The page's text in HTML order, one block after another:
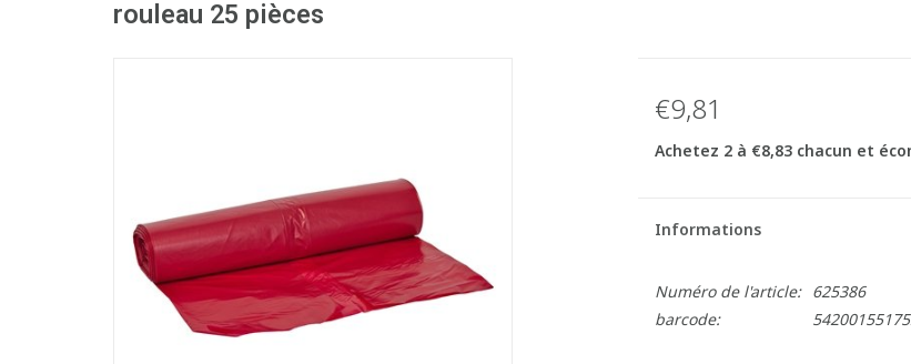
rouleau 25 pièces
€9,81
Achetez 2 à €8,83 chacun et
Informations
Numéro de l'article:
625386
barcode: